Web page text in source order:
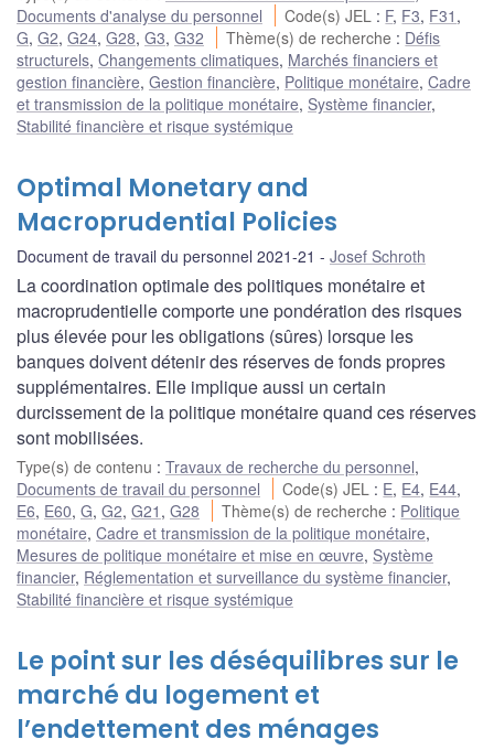
Documents d'analyse du personnel
Code(s) JEL : F, F3, F31 ,
G, G2, G24, G28, G3, G32 Thème(s) de recherche : Défis
structurels, Changements climatiques, Marchés financiers et
gestion financière, Gestion financière, Politique monétaire, Cadre
et transmission de la politique monétaire, Système financier,
Stabilité financière et risque systémique
Optimal Monetary and
Macroprudential Policies
Document de travail du personnel 2021-21 Josef Schroth
La coordination optimale des politiques monétaire et
macroprudentielle comporte une pondération des risques
plus élevée pour les obligations (sûres) lorsque les
banques doivent détenir des réserves de fonds propres
supplémentaires. Elle implique aussi un certain
durcissement de la politique monétaire quand ces réserves
sont mobilisées.
Type(s) de contenu : Travaux de recherche du personnel,
Documents de travail du personnel
Code(s) JEL : E, E4, E44,
E6, E60, G, G2, G21 , G28 Thème(s) de recherche : Politique
monétaire, Cadre et transmission de la politique monétaire,
Mesures de politique monétaire et mise en œuvre, Système
financier, Réglementation et surveillance du système financier,
Stabilité financière et risque systémique
Le point sur les déséquilibres sur le
marché du logement et
l’endettement des ménages